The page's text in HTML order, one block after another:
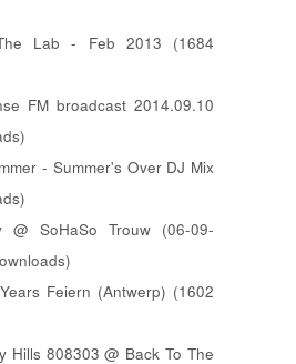
Lab - Feb 2013 (1684
FM broadcast 2014.09.10
- Summer's Over DJ Mix
@ SoHaSo Trouw (06-09-
Feiern (Antwerp) (1602
Hills 808303 @ Back To The